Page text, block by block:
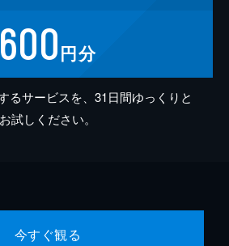
600円分
るサービスを、31日間ゆっくりと
お試しください。
今すぐ観る